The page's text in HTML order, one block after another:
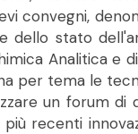
convegni,
dello stato
Analitica e
per tema le
un forum di
recenti